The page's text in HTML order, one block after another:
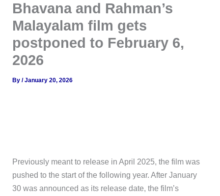
Bhavana and Rahman’s
Malayalam film gets
postponed to February 6,
2026
By/January 20, 2026
Previously meant to release in April 2025, the film was
pushed to the start of the following year. After January
30 was announced as its release date, the film’s